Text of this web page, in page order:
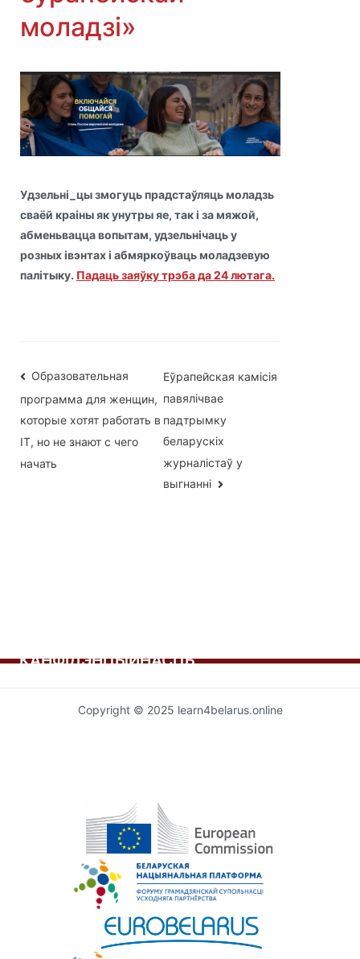
моладзі»
Удзельні_цы змогуць прадстаўляць моладзь
сваёй краіны як унутры яе, так і за мяжой,
абменьвацца вопытам, удзельнічаць у
розных івэнтах і абмяркоўваць моладзевую
палітыку. Падаць заяўку трэба да 24 лютага.
Навігацыя
па
запісах
Образовательная
программа для женщин,
которые хотят работать в
IT, но не знают с чего
начать
Еўрапейская камісія
павялічвае
падтрымку
беларускіх
журналістаў у
выгнанні
КАНФІДЭНЦЫЙНАСЦЬ
Copyright © 2025 learn4belarus.online